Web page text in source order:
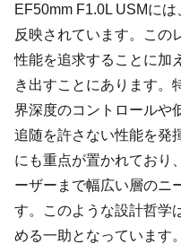
EF50mm F1.0L USMに
反映されています。この
性能を追求することに加
き出すことにあります。
界深度のコントロールや
追随を許さない性能を発
にも重点が置かれており
ーザーまで幅広い層のニ
す。このような設計哲学
める一助となっています。